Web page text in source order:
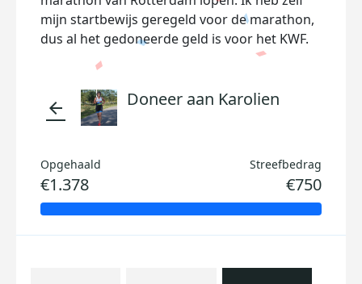
mijn startbewijs geregeld voor de marathon,
dus al het gedoneerde geld is voor het KWF.
arrow_back Doneer aan Karolien
Opgehaald
€1.378
Streefbedrag
€750